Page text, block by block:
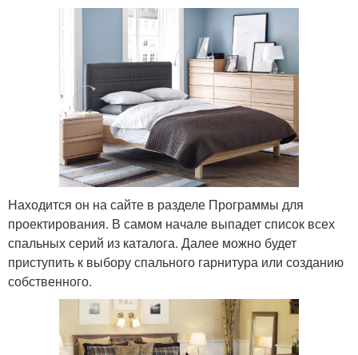
Находится он на сайте в разделе Программы для
проектирования. В самом начале выпадет список всех
спальных серий из каталога. Далее можно будет
приступить к выбору спального гарнитура или созданию
собственного.